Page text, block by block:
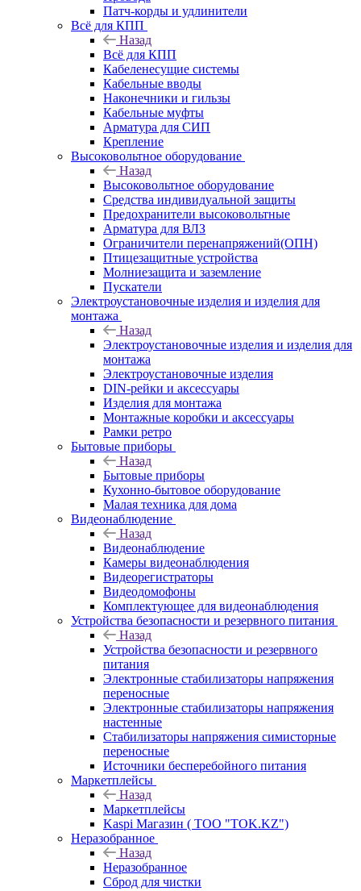
Патч-корды и удлинители
Всё для КПП
Назад
Всё для КПП
Кабеленесущие системы
Кабельные вводы
Наконечники и гильзы
Кабельные муфты
Арматура для СИП
Крепление
Высоковольтное оборудование
Назад
Высоковольтное оборудование
Средства индивидуальной защиты
Предохранители высоковольтные
Арматура для ВЛЗ
Ограничители перенапряжений(ОПН)
Птицезащитные устройства
Молниезащита и заземление
Пускатели
Электроустановочные изделия и изделия для
монтажа
Назад
Электроустановочные изделия и изделия для
монтажа
Электроустановочные изделия
DIN-рейки и аксессуары
Изделия для монтажа
Монтажные коробки и аксессуары
Рамки ретро
Бытовые приборы
Назад
Бытовые приборы
Кухонно-бытовое оборудование
Малая техника для дома
Видеонаблюдение
Назад
Видеонаблюдение
Камеры видеонаблюдения
Видеорегистраторы
Видеодомофоны
Комплектующее для видеонаблюдения
Устройства безопасности и резервного питания
Назад
Устройства безопасности и резервного
питания
Электронные стабилизаторы напряжения
переносные
Электронные стабилизаторы напряжения
настенные
Стабилизаторы напряжения симисторные
переносные
Источники бесперебойного питания
Маркетплейсы
Назад
Маркетплейсы
Kaspi Магазин ( ТОО "TOK.KZ")
Неразобранное
Назад
Неразобранное
Сброд для чистки